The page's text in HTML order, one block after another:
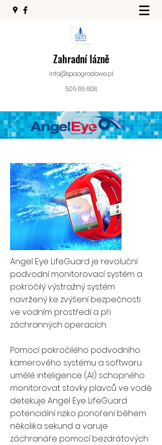
Zahradní lázně
info@spaogrodowe.pl
505 116 608
Angel Eye LifeGuard je revoluční
podvodní monitorovací systém a
pokročilý výstražný systém
navržený ke zvýšení bezpečnosti
ve vodním prostředí a při
záchranných operacích.
Pomocí pokročilého podvodního
kamerového systému a softwaru
umělé inteligence (AI) schopného
monitorovat stovky plavců ve vodě
detekuje Angel Eye LifeGuard
potenciální riziko ponoření během
několika sekund a varuje
záchranáře pomocí bezdrátových